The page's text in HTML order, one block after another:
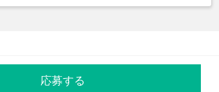
応募する